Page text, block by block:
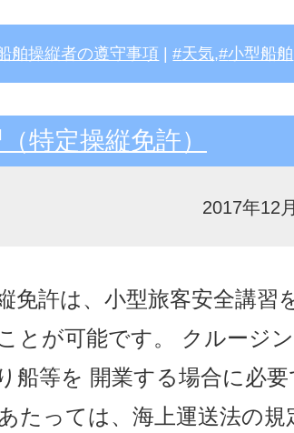
舶操縦者の遵守事項 | 天気, 小型船舶
特定操縦免許）
2017年12
免許は、小型旅客安全講習
とが可能です。 クルージ
船等を 開業する場合に必
たっては、海上運送法の規